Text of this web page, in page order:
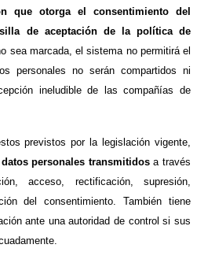
que otorga el consentimiento del
de aceptación de la política de
sea marcada, el sistema no permitirá el
personales no serán compartidos ni
ineludible de las compañías de
previstos por la legislación vigente,
personales transmitidosa través
acceso, rectificación, supresión,
del consentimiento. También tiene
ante una autoridad de control si sus